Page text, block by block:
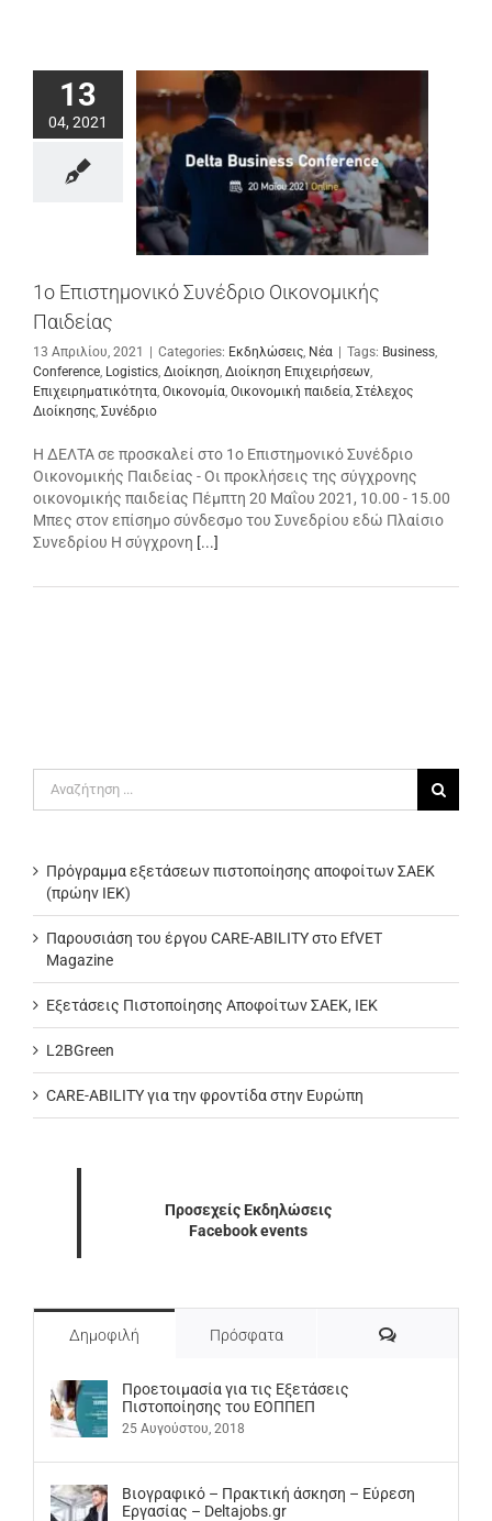
13
04, 2021
1ο Επιστημονικό Συνέδριο Οικονομικής
Παιδείας
13 Απριλίου, 2021 | Categories: Εκδηλώσεις Νέα | Tags: Business
Conference Logistics Διοίκηση Διοίκηση Επιχειρήσεων
Επιχειρηματικότητα Οικονομία Οικονομική παιδεία Στέλεχος
Διοίκησης Συνέδριο
Η ΔΕΛΤΑ σε προσκαλεί στο 1ο Επιστημονικό Συνέδριο
Οικονομικής Παιδείας - Οι προκλήσεις της σύγχρονης
οικονομικής παιδείας Πέμπτη 20 Μαΐου 2021, 10.00 - 15.00
Μπες στον επίσημο σύνδεσμο του Συνεδρίου εδώ Πλαίσιο
Συνεδρίου Η σύγχρονη [...]
Πρόγραμμα εξετάσεων πιστοποίησης αποφοίτων ΣΑΕΚ
(πρώην ΙΕΚ)
Παρουσιάση του έργου CARE-ABILITY στο EfVET
Magazine
Εξετάσεις Πιστοποίησης Αποφοίτων ΣΑΕΚ, ΙΕΚ
L2BGreen
CARE-ABILITY για την φροντίδα στην Ευρώπη
Προσεχείς Εκδηλώσεις
Facebook events
Δημοφιλή Πρόσφατα Σχόλια
Προετοιμασία για τις Εξετάσεις
Πιστοποίησης του ΕΟΠΠΕΠ
25 Αυγούστου, 2018
Βιογραφικό – Πρακτική άσκηση – Εύρεση
Εργασίας – Deltajobs.gr